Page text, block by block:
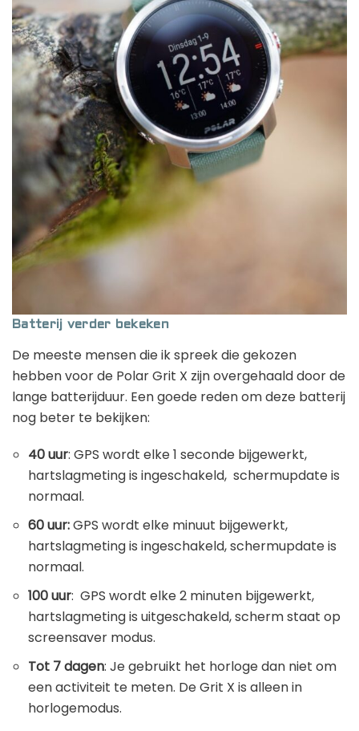
Batterij verder bekeken
De meeste mensen die ik spreek die gekozen
hebben voor de Polar Grit X zijn overgehaald door de
lange batterijduur. Een goede reden om deze batterij
nog beter te bekijken:
40 uur: GPS wordt elke 1 seconde bijgewerkt,
hartslagmeting is ingeschakeld, schermupdate is
normaal.
60 uur:GPS wordt elke minuut bijgewerkt,
hartslagmeting is ingeschakeld, schermupdate is
normaal.
100 uur: GPS wordt elke 2 minuten bijgewerkt,
hartslagmeting is uitgeschakeld, scherm staat op
screensaver modus.
Tot 7 dagen: Je gebruikt het horloge dan niet om
een activiteit te meten. De Grit X is alleen in
horlogemodus.